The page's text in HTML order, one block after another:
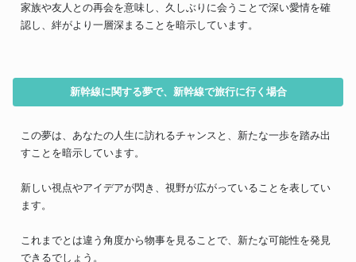
家族や友人との再会を意味し、久しぶりに会うことで深い愛情を確
認し、絆がより一層深まることを暗示しています。
新幹線に関する夢で、新幹線で旅行に行く場合
この夢は、あなたの人生に訪れるチャンスと、新たな一歩を踏み出
すことを暗示しています。
新しい視点やアイデアが閃き、視野が広がっていることを表してい
ます。
これまでとは違う角度から物事を見ることで、新たな可能性を発見
できるでしょう。